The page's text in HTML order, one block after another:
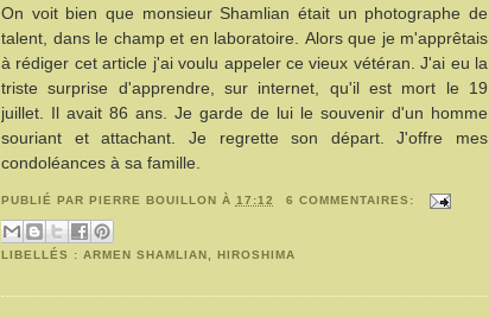
On voit bien que monsieur Shamlian était un photographe de
talent, dans le champ et en laboratoire. Alors que je m'apprêtais
à rédiger cet article j'ai voulu appeler ce vieux vétéran. J'ai eu la
triste surprise d'apprendre, sur internet, qu'il est mort le 19
juillet. Il avait 86 ans. Je garde de lui le souvenir d'un homme
souriant et attachant. Je regrette son départ. J'offre mes
condoléances à sa famille.
PUBLIÉ PAR PIERRE BOUILLON À 17:12 6 COMMENTAIRES:
LIBELLÉS : ARMEN SHAMLIAN HIROSHIMA